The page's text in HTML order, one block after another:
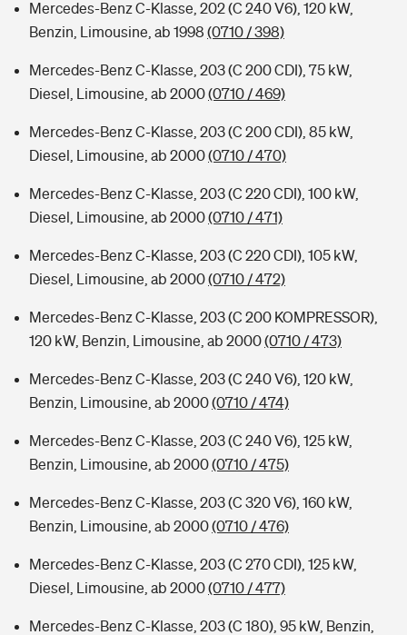
Mercedes-Benz C-Klasse, 202 (C 240 V6), 120 kW,
Benzin, Limousine, ab 1998 (0710 / 398)
Mercedes-Benz C-Klasse, 203 (C 200 CDI), 75 kW,
Diesel, Limousine, ab 2000(0710 / 469)
Mercedes-Benz C-Klasse, 203 (C 200 CDI), 85 kW,
Diesel, Limousine, ab 2000(0710 / 470)
Mercedes-Benz C-Klasse, 203 (C 220 CDI), 100 kW,
Diesel, Limousine, ab 2000(0710 / 471)
Mercedes-Benz C-Klasse, 203 (C 220 CDI), 105 kW,
Diesel, Limousine, ab 2000(0710 / 472)
Mercedes-Benz C-Klasse, 203 (C 200 KOMPRESSOR),
120 kW, Benzin, Limousine, ab 2000(0710 / 473)
Mercedes-Benz C-Klasse, 203 (C 240 V6), 120 kW,
Benzin, Limousine, ab 2000(0710 / 474)
Mercedes-Benz C-Klasse, 203 (C 240 V6), 125 kW,
Benzin, Limousine, ab 2000(0710 / 475)
Mercedes-Benz C-Klasse, 203 (C 320 V6), 160 kW,
Benzin, Limousine, ab 2000(0710 / 476)
Mercedes-Benz C-Klasse, 203 (C 270 CDI), 125 kW,
Diesel, Limousine, ab 2000(0710 / 477)
Mercedes-Benz C-Klasse, 203 (C 180), 95 kW, Benzin,